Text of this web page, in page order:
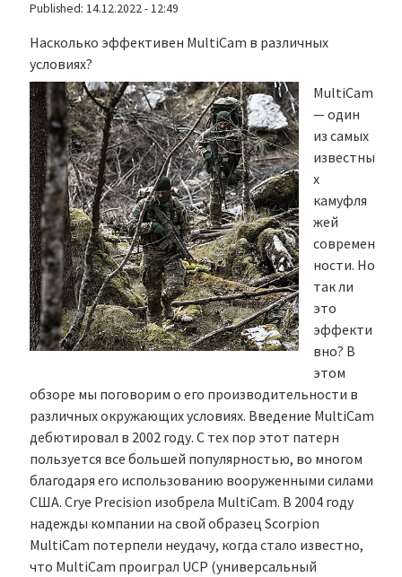
Published: 14.12.2022 - 12:49
Насколько эффективен MultiCam в различных
условиях?
MultiCam
— один
из самых
известны
х
камуфля
жей
современ
ности. Но
так ли
это
эффекти
вно? В
этом
обзоре мы поговорим о его производительности в
различных окружающих условиях. Введение MultiCam
дебютировал в 2002 году. С тех пор этот патерн
пользуется все большей популярностью, во многом
благодаря его использованию вооруженными силами
США. Crye Precision изобрела MultiCam. В 2004 году
надежды компании на свой образец Scorpion
MultiCam потерпели неудачу, когда стало известно,
что MultiCam проиграл UCP (универсальный